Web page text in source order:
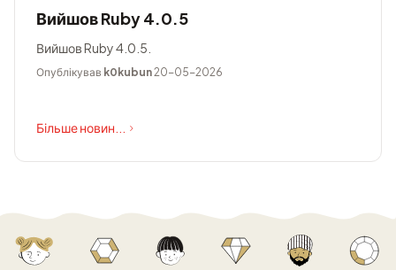
Вийшов Ruby 4.0.5
Вийшов Ruby 4.0.5.
Опублікував k0kubun20-05-2026
Більше новин...